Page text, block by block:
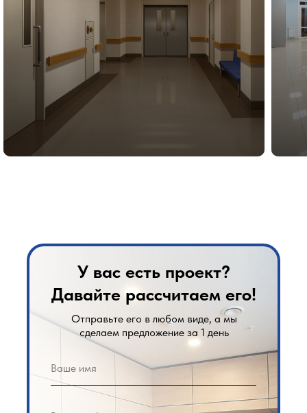
У вас есть проект?
Давайте рассчитаем его!
Отправьте его в любом виде, а мы
сделаем предложение за 1 день